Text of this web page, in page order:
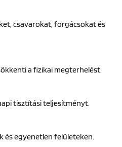
csavarokat, forgácsokat és
a fizikai megterhelést.
tisztítási teljesítményt.
és egyenetlen felületeken.